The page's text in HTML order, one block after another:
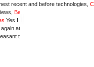
recent and before technologies,
Babyliss Pro Perfect Curl
Yes I am also within hunt of Flash
at this district.
treatise.